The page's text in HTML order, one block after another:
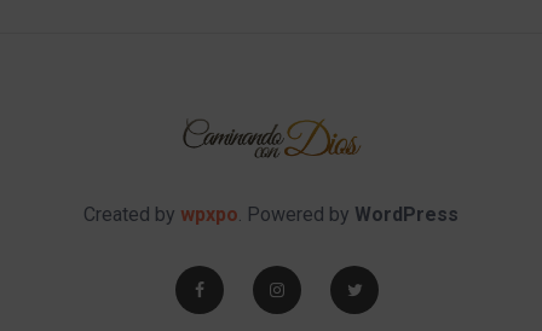
Created by wpxpo. Powered by WordPress